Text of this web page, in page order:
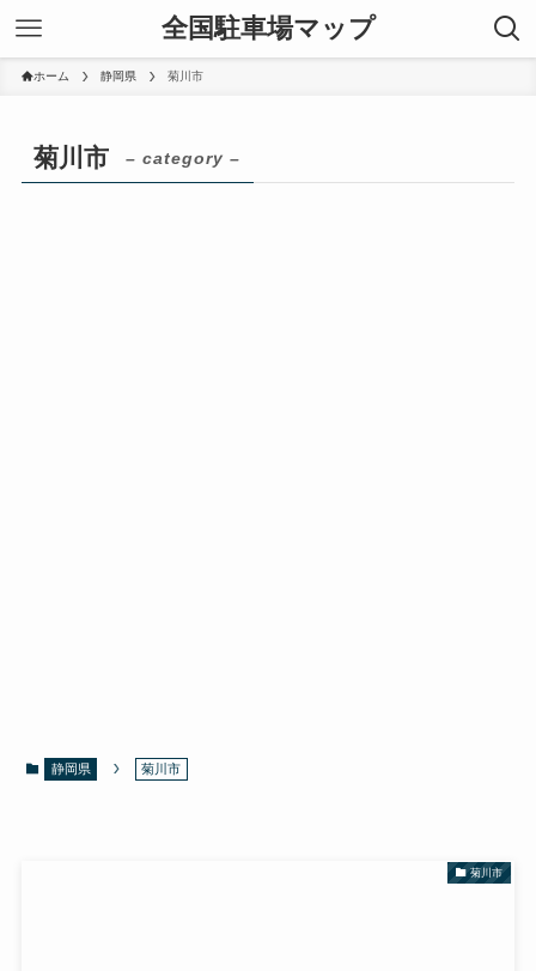
全国駐車場マップ
ホーム 静岡県 菊川市
菊川市 – category –
静岡県 菊川市
菊川市